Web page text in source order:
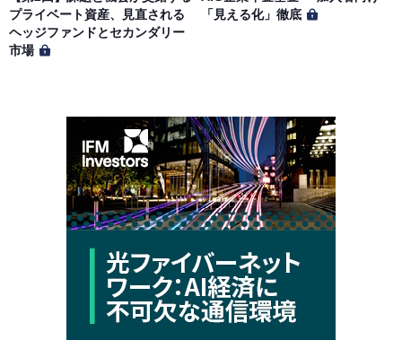
プライベート資産、見直される
ヘッジファンドとセカンダリー
市場
「見える化」徹底